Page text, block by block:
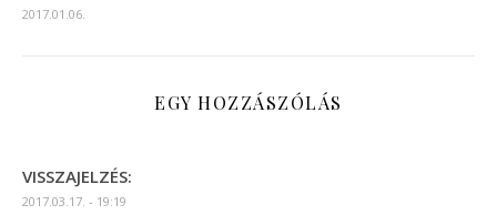
2017.01.06.
EGY HOZZÁSZÓLÁS
VISSZAJELZÉS:
2017.03.17. - 19:19